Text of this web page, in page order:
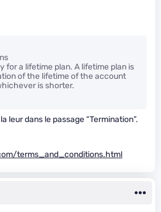
for a lifetime plan. A lifetime plan is
of the lifetime of the account
is shorter.
leur dans le passage “Termination”.
terms_and_conditions.html